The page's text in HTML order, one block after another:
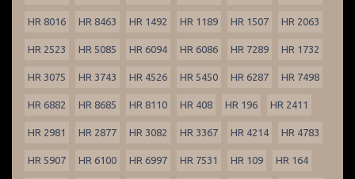
HR 8016 HR 8463 HR 1492 HR 1189 HR 1507 HR 2063
HR 2523 HR 5085 HR 6094 HR 6086 HR 7289 HR 1732
HR 3075 HR 3743 HR 4526 HR 5450 HR 6287 HR 7498
HR 6882 HR 8685 HR 8110 HR 408 HR 196 HR 2411
HR 2981 HR 2877 HR 3082 HR 3367 HR 4214 HR 4783
HR 5907 HR 6100 HR 6997 HR 7531 HR 109 HR 164